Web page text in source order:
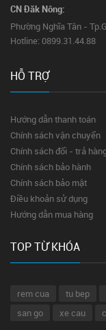
CN Đăk Nông:
Phường Nghĩa Tân -
Hotline: 0899.31.44.88
HỖ TRỢ
Hướng dẫn thanh toán
Chính sách vận chuyển
Chính sách đổi - trả
Chính sách bảo hành
Chính sách bảo mật
Điều khoản sử dụng
Hướng dẫn mua hàng
TOP TỪ KHÓA
rem cua tu bep
san go
xe cau